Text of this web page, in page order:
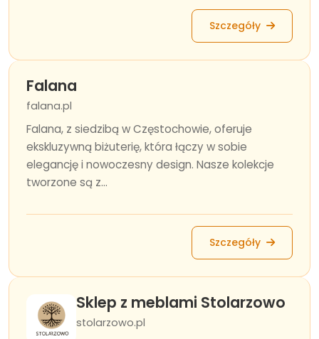
Szczegóły
Falana
falana.pl
Falana, z siedzibą w Częstochowie, oferuje
ekskluzywną biżuterię, która łączy w sobie
elegancję i nowoczesny design. Nasze kolekcje
tworzone są z...
Szczegóły
Sklep z meblami Stolarzowo
stolarzowo.pl